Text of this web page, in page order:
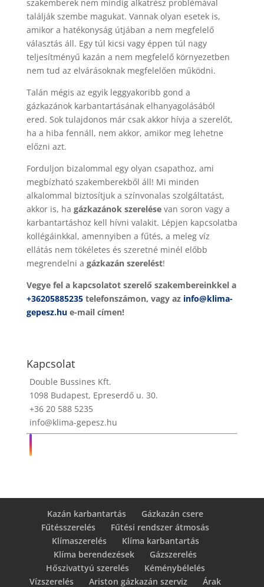
szakemberek nem mindig alkatrész problémával
találják szembe magukat. Vannak olyan esetek is,
amikor a hatékonyság útjában a nem megfelelő
választás áll. Egy túl kicsi vagy éppen túl nagy
teljesítményű kazán a nem megfelelő környezetben
nem tud az elvárásoknak megfelelően működni.
Talán mégis az egyik leggyakoribb gond a
gázkazánok karbantartásának elhanyagolásából
ered. Sok tulajdonos már csak akkor hívja a szerelőt,
ha a hiba fennáll, nem akkor, amikor meg lehetne
előzni azt.
Forduljon bizalommal egy olyan csapathoz, ami
megbízható szakemberekből áll! Mi minden
alkalommal biztosítjuk a színvonalas szolgáltatást,
akkor is, ha gázkazánok szerelésevan soron vagy a
karbantartáshoz kell hívni valakit. Lépjen kapcsolatba
kollégáinkkal, amennyiben a fűtés, a meleg víz
ellátás nem tökéletes és szeretné minél előbb
megrendelni a gázkazán szerelést!
Vegye fel a kapcsolatot szerelő szakembereinkkel a
+36205885235telefonszámon, vagy az info@klima-
gepesz.hue-mail címen!
Kapcsolat
Double Bussines Kft.
1098 Budapest, Epreserdő u. 30.
+36 20 588 5235
info@klima-gepesz.hu
Kazán karbantartás
Gázkazán csere
Fűtésszerelés
Fűtési rendszer átmosás
Klímaszerelés
Klíma karbantartás
Klíma berendezések
Gázszerelés
Hőszivattyú szerelés
Kéménybélelés
Vízszerelés
Ariston gázkazán szerviz Árak